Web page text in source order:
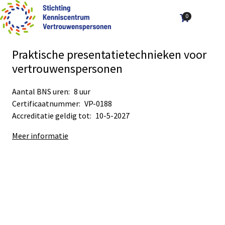
Aantal
0
Zoek
Praktische presentatietechnieken voor
vertrouwenspersonen
Aantal BNS uren: 8 uur
Certificaatnummer: VP-0188
Accreditatie geldig tot: 10-5-2027
Meer informatie